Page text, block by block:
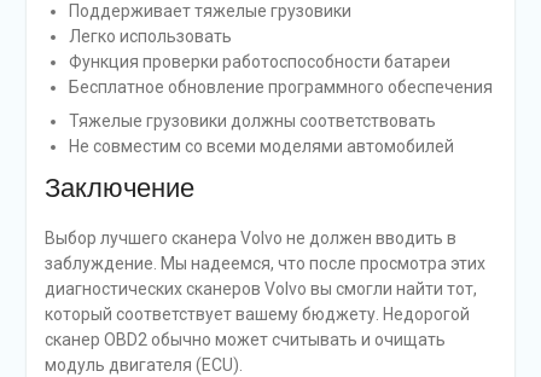
Поддерживает тяжелые грузовики
Легко использовать
Функция проверки работоспособности батареи
Бесплатное обновление программного обеспечения
Тяжелые грузовики должны соответствовать
Не совместим со всеми моделями автомобилей
Заключение
Выбор лучшего сканера Volvo не должен вводить в
заблуждение. Мы надеемся, что после просмотра этих
диагностических сканеров Volvo вы смогли найти тот,
который соответствует вашему бюджету. Недорогой
сканер OBD2 обычно может считывать и очищать
модуль двигателя (ECU).